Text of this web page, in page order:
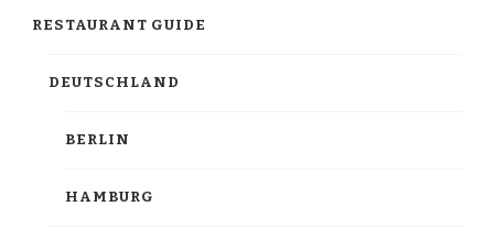
RESTAURANT GUIDE
DEUTSCHLAND
BERLIN
HAMBURG